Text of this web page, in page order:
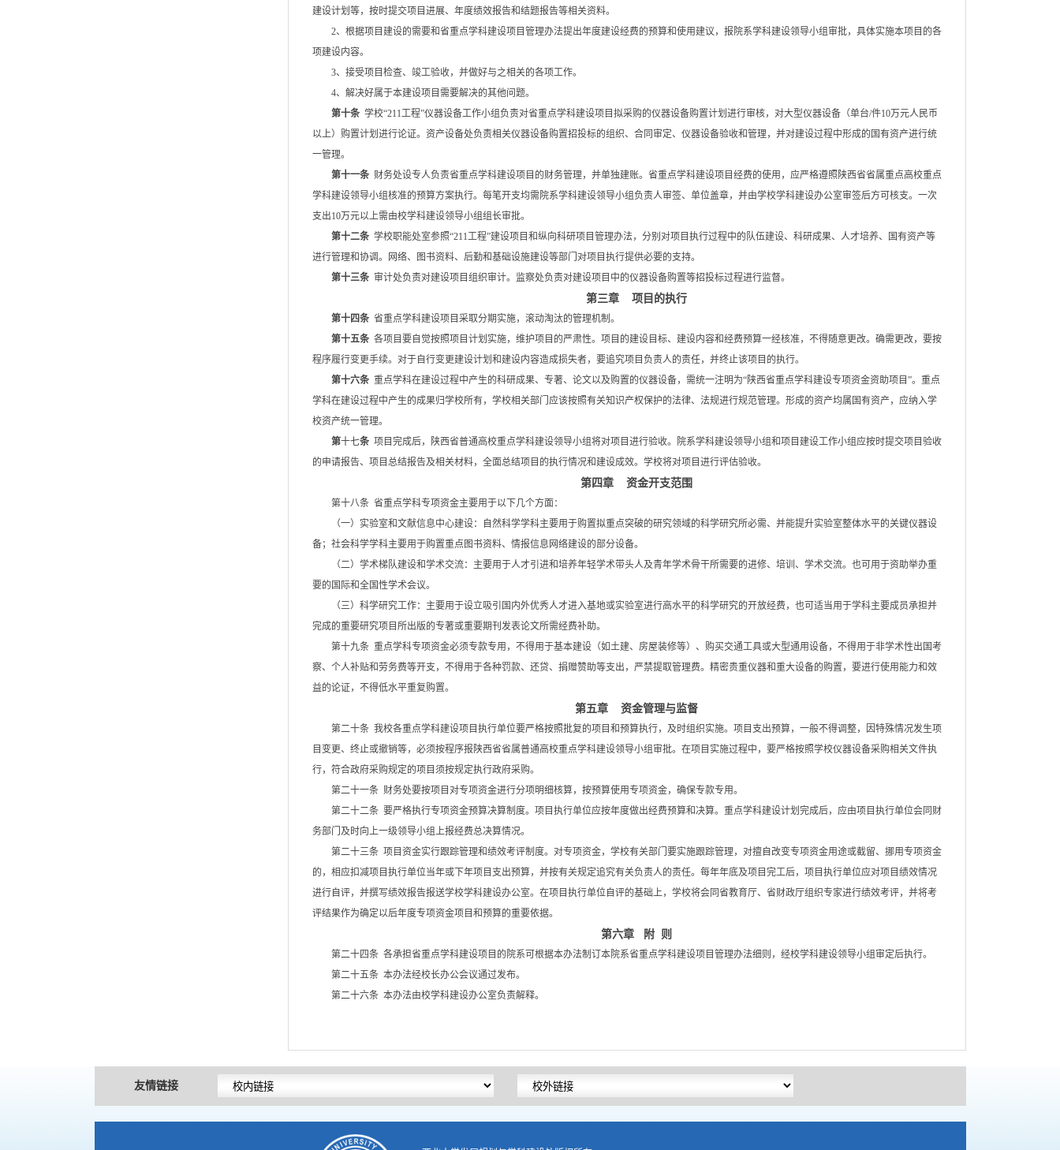
建设计划等，按时提交项目进展、年度绩效报告和结题报告等相关资料。
2、根据项目建设的需要和省重点学科建设项目管理办法提出年度建设经费的预算和使用建议，报院系学科建设领导小组审批，具体实施本项目的各
项建设内容。
3、接受项目检查、竣工验收，并做好与之相关的各项工作。
4、解决好属于本建设项目需要解决的其他问题。
第十条学校“211工程”仪器设备工作小组负责对省重点学科建设项目拟采购的仪器设备购置计划进行审核，对大型仪器设备（单台/件10万元人民币
以上）购置计划进行论证。资产设备处负责相关仪器设备购置招投标的组织、合同审定、仪器设备验收和管理，并对建设过程中形成的国有资产进行统
一管理。
第十一条财务处设专人负责省重点学科建设项目的财务管理，并单独建账。省重点学科建设项目经费的使用，应严格遵照陕西省省属重点高校重点
学科建设领导小组核准的预算方案执行。每笔开支均需院系学科建设领导小组负责人审签、单位盖章，并由学校学科建设办公室审签后方可核支。一次
支出10万元以上需由校学科建设领导小组组长审批。
第十二条学校职能处室参照“211工程”建设项目和纵向科研项目管理办法，分别对项目执行过程中的队伍建设、科研成果、人才培养、国有资产等
进行管理和协调。网络、图书资料、后勤和基础设施建设等部门对项目执行提供必要的支持。
第十三条审计处负责对建设项目组织审计。监察处负责对建设项目中的仪器设备购置等招投标过程进行监督。
第三章 项目的执行
第十四条省重点学科建设项目采取分期实施，滚动淘汰的管理机制。
第十五条各项目要自觉按照项目计划实施，维护项目的严肃性。项目的建设目标、建设内容和经费预算一经核准，不得随意更改。确需更改，要按
程序履行变更手续。对于自行变更建设计划和建设内容造成损失者，要追究项目负责人的责任，并终止该项目的执行。
第十六条 重点学科在建设过程中产生的科研成果、专著、论文以及购置的仪器设备，需统一注明为“陕西省重点学科建设专项资金资助项目”。重点
学科在建设过程中产生的成果归学校所有，学校相关部门应该按照有关知识产权保护的法律、法规进行规范管理。形成的资产均属国有资产，应纳入学
校资产统一管理。
第十七条项目完成后，陕西省普通高校重点学科建设领导小组将对项目进行验收。院系学科建设领导小组和项目建设工作小组应按时提交项目验收
的申请报告、项目总结报告及相关材料，全面总结项目的执行情况和建设成效。学校将对项目进行评估验收。
第四章 资金开支范围
第十八条 省重点学科专项资金主要用于以下几个方面：
（一）实验室和文献信息中心建设：自然科学学科主要用于购置拟重点突破的研究领域的科学研究所必需、并能提升实验室整体水平的关键仪器设
备；社会科学学科主要用于购置重点图书资料、情报信息网络建设的部分设备。
（二）学术梯队建设和学术交流：主要用于人才引进和培养年轻学术带头人及青年学术骨干所需要的进修、培训、学术交流。也可用于资助举办重
要的国际和全国性学术会议。
（三）科学研究工作：主要用于设立吸引国内外优秀人才进入基地或实验室进行高水平的科学研究的开放经费，也可适当用于学科主要成员承担并
完成的重要研究项目所出版的专著或重要期刊发表论文所需经费补助。
第十九条 重点学科专项资金必须专款专用，不得用于基本建设（如土建、房屋装修等）、购买交通工具或大型通用设备，不得用于非学术性出国考
察、个人补贴和劳务费等开支，不得用于各种罚款、还贷、捐赠赞助等支出，严禁提取管理费。精密贵重仪器和重大设备的购置，要进行使用能力和效
益的论证，不得低水平重复购置。
第五章 资金管理与监督
第二十条 我校各重点学科建设项目执行单位要严格按照批复的项目和预算执行，及时组织实施。项目支出预算，一般不得调整，因特殊情况发生项
目变更、终止或撤销等，必须按程序报陕西省省属普通高校重点学科建设领导小组审批。在项目实施过程中，要严格按照学校仪器设备采购相关文件执
行，符合政府采购规定的项目须按规定执行政府采购。
第二十一条 财务处要按项目对专项资金进行分项明细核算，按预算使用专项资金，确保专款专用。
第二十二条 要严格执行专项资金预算决算制度。项目执行单位应按年度做出经费预算和决算。重点学科建设计划完成后，应由项目执行单位会同财
务部门及时向上一级领导小组上报经费总决算情况。
第二十三条 项目资金实行跟踪管理和绩效考评制度。对专项资金，学校有关部门要实施跟踪管理，对擅自改变专项资金用途或截留、挪用专项资金
的，相应扣减项目执行单位当年或下年项目支出预算，并按有关规定追究有关负责人的责任。每年年底及项目完工后，项目执行单位应对项目绩效情况
进行自评，并撰写绩效报告报送学校学科建设办公室。在项目执行单位自评的基础上，学校将会同省教育厅、省财政厅组织专家进行绩效考评，并将考
评结果作为确定以后年度专项资金项目和预算的重要依据。
第六章 附 则
第二十四条 各承担省重点学科建设项目的院系可根据本办法制订本院系省重点学科建设项目管理办法细则，经校学科建设领导小组审定后执行。
第二十五条 本办法经校长办公会议通过发布。
第二十六条 本办法由校学科建设办公室负责解释。
友情链接